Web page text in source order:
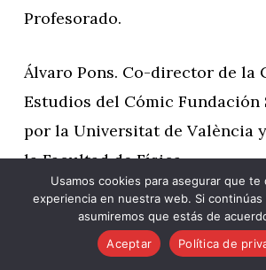
Profesorado.
Álvaro Pons. Co-director de la
Estudios del Cómic Fundación
por la Universitat de València
la Facultad de Física
Raquel Maruenda.
Usamos cookies para asegurar que te
experiencia en nuestra web. Si
asumiremos que estás de
Aceptar
Política de